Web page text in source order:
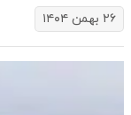
۲۶ بهمن ۱۴۰۴